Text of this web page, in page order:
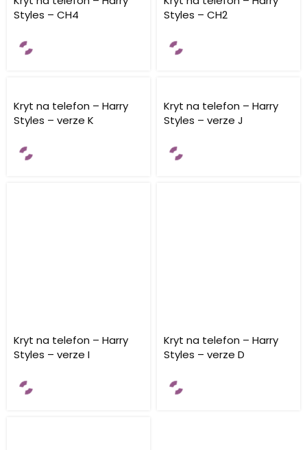
Styles – CH4
Styles – CH2
Kryt na telefon – Harry
Styles – verze K
Kryt na telefon – Harry
Styles – verze J
Kryt na telefon – Harry
Styles – verze I
Kryt na telefon – Harry
Styles – verze D